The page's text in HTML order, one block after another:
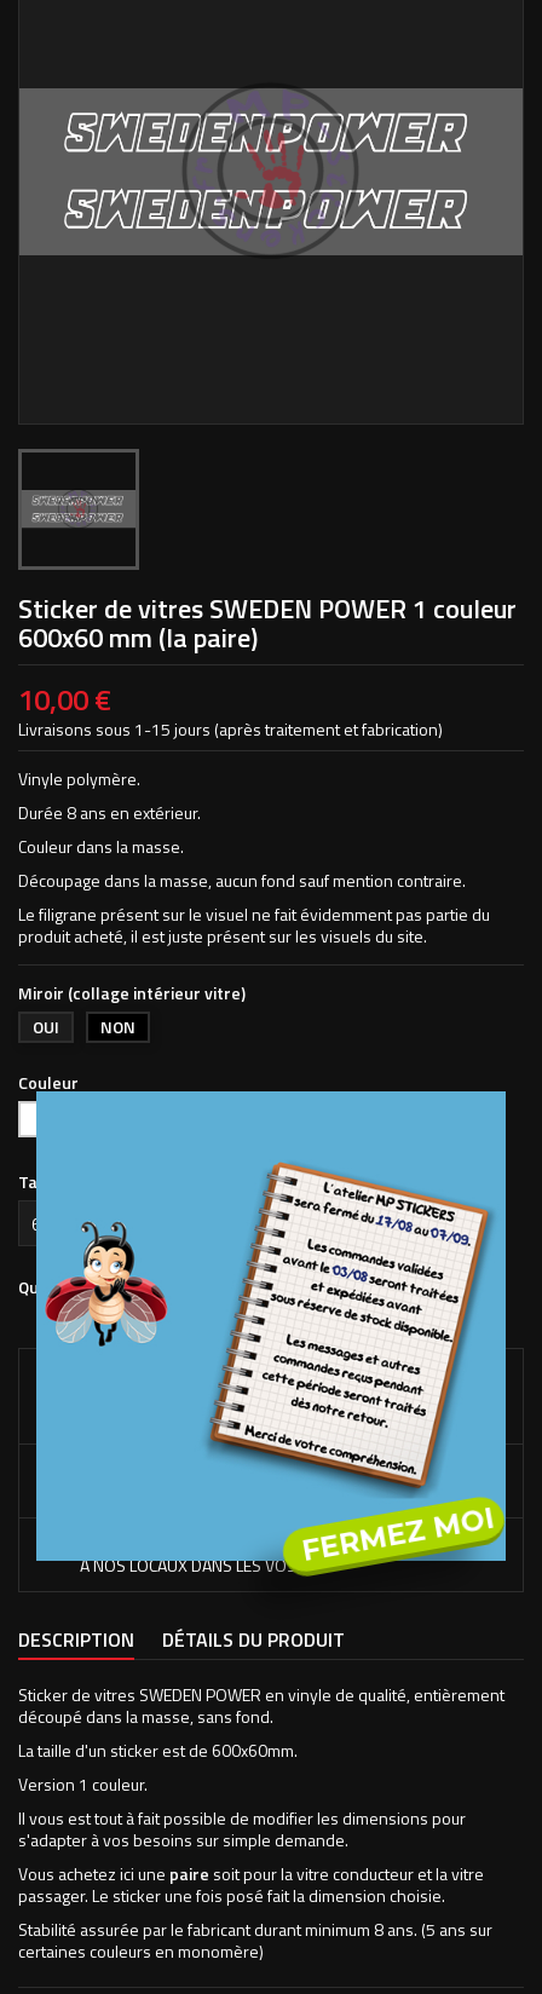
Sticker de vitres SWEDEN POWER 1 couleur
600x60 mm (la paire)
10,00 €
Livraisons sous 1-15 jours (après traitement et fabrication)
Vinyle polymère.
Durée 8 ans en extérieur.
Couleur dans la masse.
Découpage dans la masse, aucun fond sauf mention contraire.
Le filigrane présent sur le visuel ne fait évidemment pas partie du
produit acheté, il est juste présent sur les visuels du site.
Miroir (collage intérieur vitre)
OUI
NON
Couleur
Taille Sticker (en mm)
Quantité  Ajouter au panier
LIVRAISON OFFERTE*
DÉS 100€ D'ACHAT SUR LE SITE. (FRANCE MÉTROPOLITAINE
DÉS 50€ D'ACHAT DE STICKERS UNIQUEMENT.
À NOS LOCAUX DANS LES VOSGES.
DESCRIPTION DÉTAILS DU PRODUIT
Sticker de vitres SWEDEN POWER en vinyle de qualité, entièrement
découpé dans la masse, sans fond.
La taille d'un sticker est de 600x60mm.
Version 1 couleur.
Il vous est tout à fait possible de modifier les dimensions pour
s'adapter à vos besoins sur simple demande.
Vous achetez ici une paire soit pour la vitre conducteur et la vitre
passager. Le sticker une fois posé fait la dimension choisie.
Stabilité assurée par le fabricant durant minimum 8 ans. (5 ans sur
certaines couleurs en monomère)
FERMEZ MOI